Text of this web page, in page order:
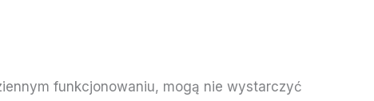
funkcjonowaniu, mogą nie wystarczyć